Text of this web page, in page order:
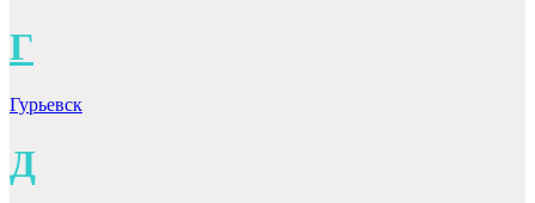
Г
Гурьевск
Д